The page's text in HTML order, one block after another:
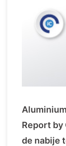
Report by
de nabije